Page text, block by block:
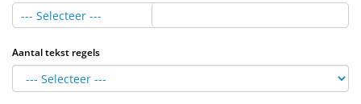
--- Selecteer ---
Aantal tekst regels